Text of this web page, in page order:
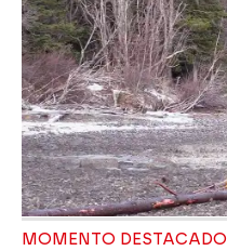
MOMENTO DESTACADO